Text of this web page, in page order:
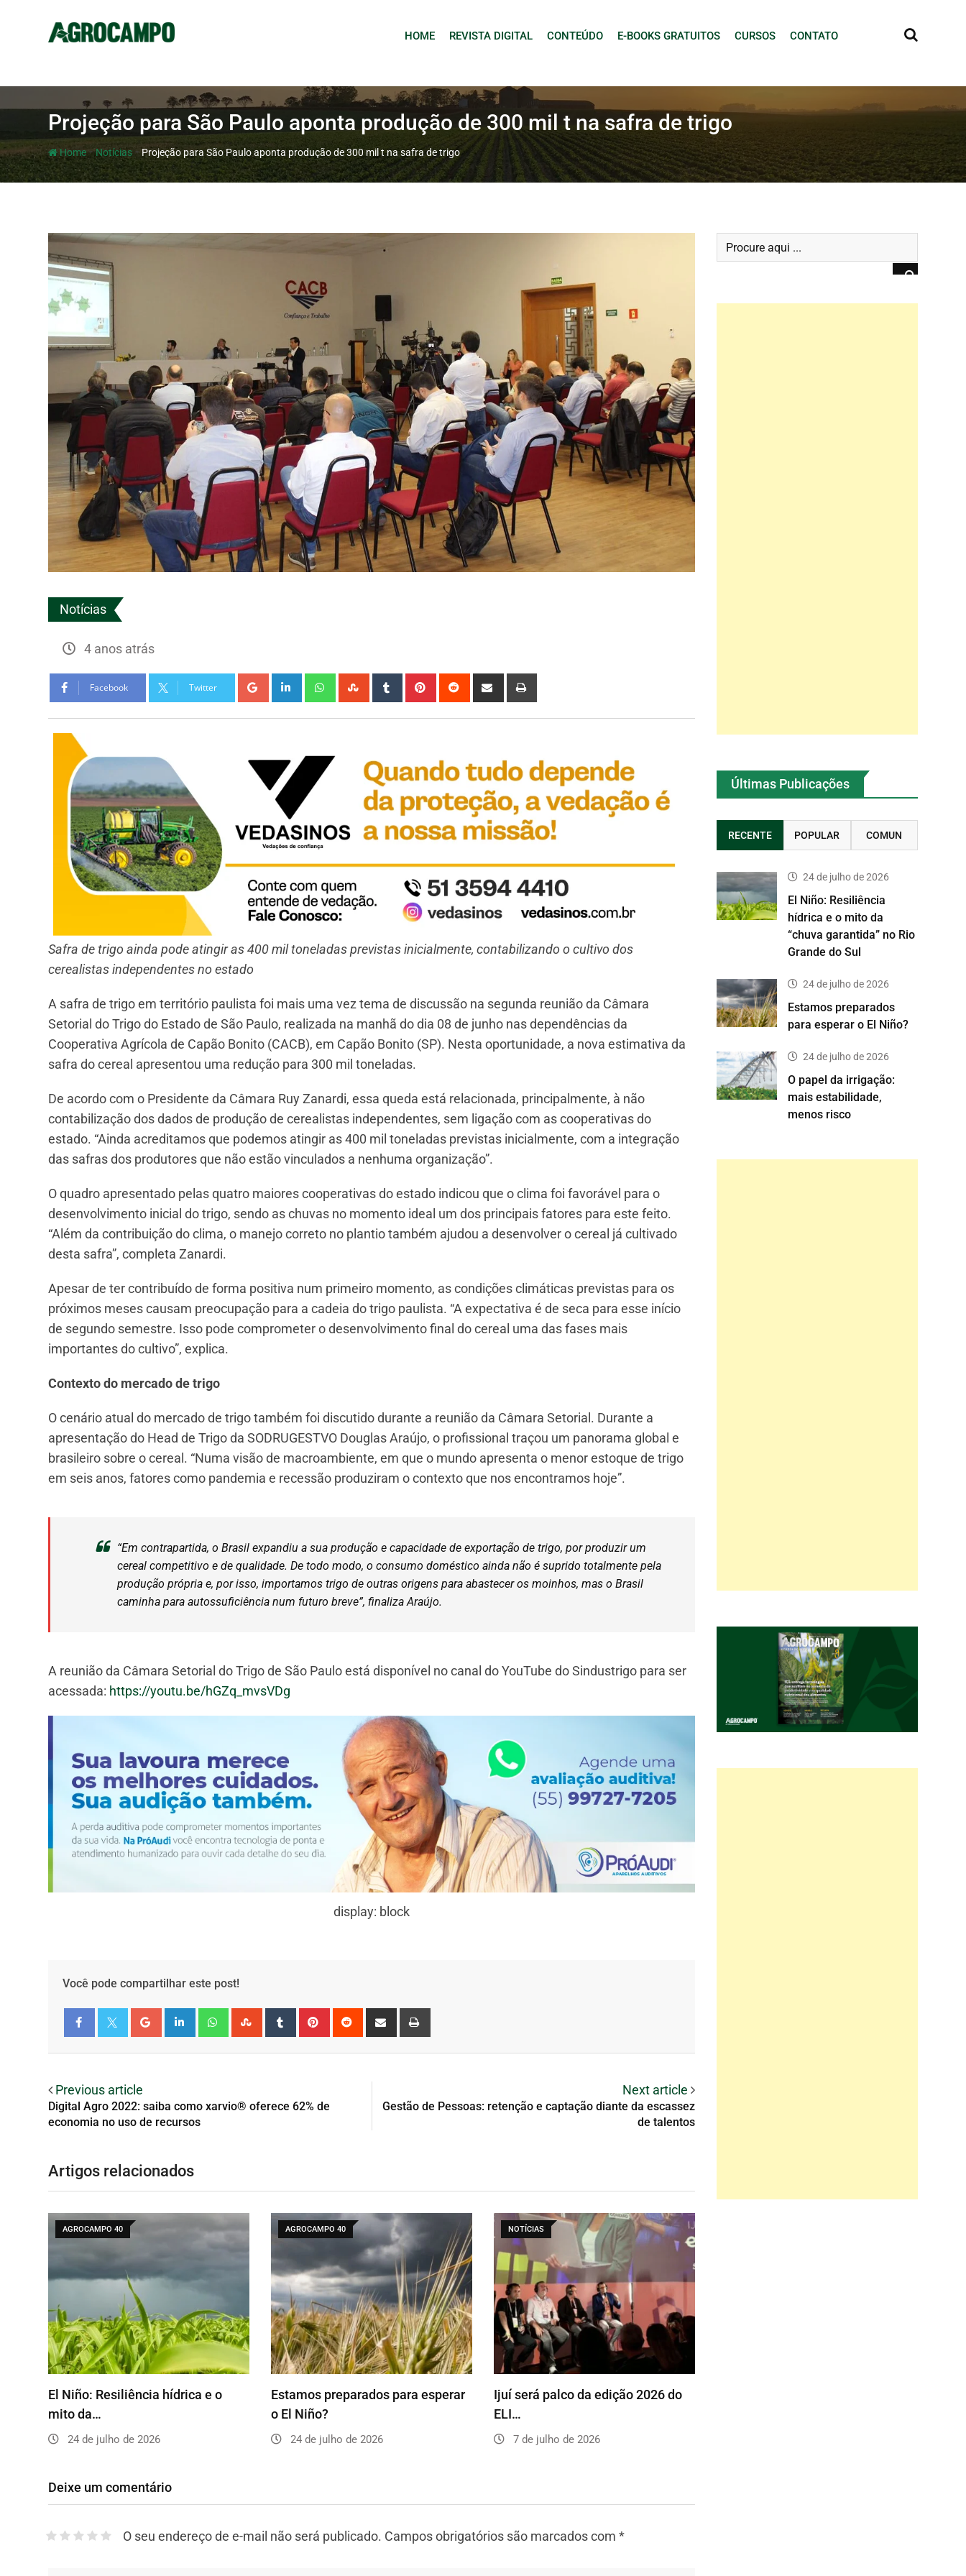
HOME REVISTA DIGITAL CONTEÚDO E-BOOKS GRATUITOS CURSOS CONTATO
Projeção para São Paulo aponta produção de 300 mil t na safra de trigo
Home-Notícias-Projeção para São Paulo aponta produção de 300 mil t na safra de trigo
Notícias
4 anos atrás
Facebook Twitter
Safra de trigo ainda pode atingir as 400 mil toneladas previstas inicialmente, contabilizando o cultivo dos
cerealistas independentes no estado
A safra de trigo em território paulista foi mais uma vez tema de discussão na segunda reunião da Câmara
Setorial do Trigo do Estado de São Paulo, realizada na manhã do dia 08 de junho nas dependências da
Cooperativa Agrícola de Capão Bonito (CACB), em Capão Bonito (SP). Nesta oportunidade, a nova estimativa da
safra do cereal apresentou uma redução para 300 mil toneladas.
De acordo com o Presidente da Câmara Ruy Zanardi, essa queda está relacionada, principalmente, à não
contabilização dos dados de produção de cerealistas independentes, sem ligação com as cooperativas do
estado. “Ainda acreditamos que podemos atingir as 400 mil toneladas previstas inicialmente, com a integração
das safras dos produtores que não estão vinculados a nenhuma organização”.
O quadro apresentado pelas quatro maiores cooperativas do estado indicou que o clima foi favorável para o
desenvolvimento inicial do trigo, sendo as chuvas no momento ideal um dos principais fatores para este feito.
“Além da contribuição do clima, o manejo correto no plantio também ajudou a desenvolver o cereal já cultivado
desta safra”, completa Zanardi.
Apesar de ter contribuído de forma positiva num primeiro momento, as condições climáticas previstas para os
próximos meses causam preocupação para a cadeia do trigo paulista. “A expectativa é de seca para esse início
de segundo semestre. Isso pode comprometer o desenvolvimento final do cereal uma das fases mais
importantes do cultivo”, explica.
Contexto do mercado de trigo
O cenário atual do mercado de trigo também foi discutido durante a reunião da Câmara Setorial. Durante a
apresentação do Head de Trigo da SODRUGESTVO Douglas Araújo, o profissional traçou um panorama global e
brasileiro sobre o cereal. “Numa visão de macroambiente, em que o mundo apresenta o menor estoque de trigo
em seis anos, fatores como pandemia e recessão produziram o contexto que nos encontramos hoje”.
“Em contrapartida, o Brasil expandiu a sua produção e capacidade de exportação de trigo, por produzir um
cereal competitivo e de qualidade. De todo modo, o consumo doméstico ainda não é suprido totalmente pela
produção própria e, por isso, importamos trigo de outras origens para abastecer os moinhos, mas o Brasil
caminha para autossuficiência num futuro breve”, finaliza Araújo.
A reunião da Câmara Setorial do Trigo de São Paulo está disponível no canal do YouTube do Sindustrigo para ser
acessada: https://youtu.be/hGZq_mvsVDg
display: block
Você pode compartilhar este post!
FacebookTwitter
Previous article
Digital Agro 2022: saiba como xarvio® oferece 62% de
economia no uso de recursos
Next article
Gestão de Pessoas: retenção e captação diante da escassez
de talentos
Artigos relacionados
AGROCAMPO 40
El Niño: Resiliência hídrica e o
mito da…
24 de julho de 2026
AGROCAMPO 40
Estamos preparados para esperar
o El Niño?
24 de julho de 2026
NOTÍCIAS
Ijuí será palco da edição 2026 do
ELI…
7 de julho de 2026
Deixe um comentário
O seu endereço de e-mail não será publicado. Campos obrigatórios são marcados com *
Últimas Publicações
RECENTE POPULAR COMUN
24 de julho de 2026
El Niño: Resiliência
hídrica e o mito da
“chuva garantida” no Rio
Grande do Sul
24 de julho de 2026
Estamos preparados
para esperar o El Niño?
24 de julho de 2026
O papel da irrigação:
mais estabilidade,
menos risco